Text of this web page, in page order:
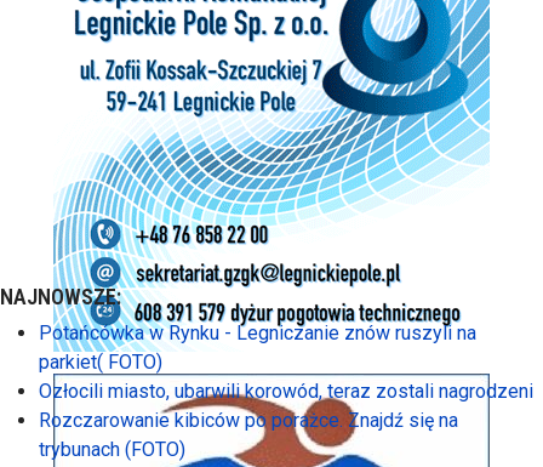
NAJNOWSZE:
Potańcówka w Rynku - Legniczanie znów ruszyli na
parkiet( FOTO)
Ozłocili miasto, ubarwili korowód, teraz zostali nagrodzeni
Rozczarowanie kibiców po porażce. Znajdź się na
trybunach (FOTO)